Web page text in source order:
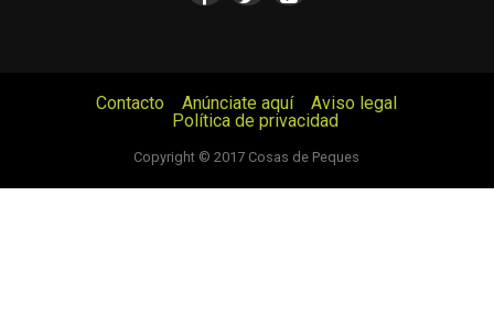
Contacto Anúnciate aquí
Aviso legal
Política de privacidad
Copyright © 2017 Cosas de Peques